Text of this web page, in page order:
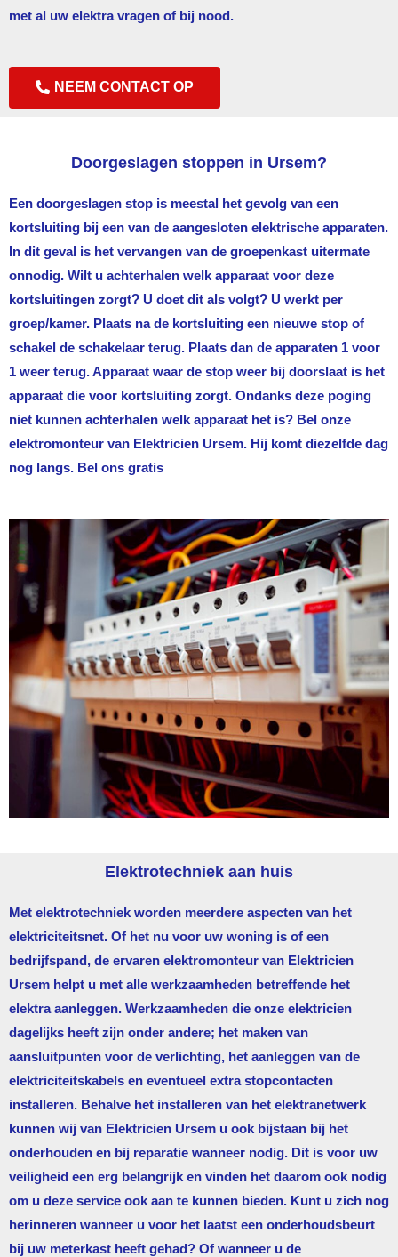
met al uw elektra vragen of bij nood.
NEEM CONTACT OP
Doorgeslagen stoppen in Ursem?
Een doorgeslagen stop is meestal het gevolg van een
kortsluiting bij een van de aangesloten elektrische apparaten.
In dit geval is het vervangen van de groepenkast uitermate
onnodig. Wilt u achterhalen welk apparaat voor deze
kortsluitingen zorgt? U doet dit als volgt? U werkt per
groep/kamer. Plaats na de kortsluiting een nieuwe stop of
schakel de schakelaar terug. Plaats dan de apparaten 1 voor
1 weer terug. Apparaat waar de stop weer bij doorslaat is het
apparaat die voor kortsluiting zorgt. Ondanks deze poging
niet kunnen achterhalen welk apparaat het is? Bel onze
elektromonteur van Elektricien Ursem. Hij komt diezelfde dag
nog langs. Bel ons gratis
Elektrotechniek aan huis
Met elektrotechniek worden meerdere aspecten van het
elektriciteitsnet. Of het nu voor uw woning is of een
bedrijfspand, de ervaren elektromonteur van Elektricien
Ursem helpt u met alle werkzaamheden betreffende het
elektra aanleggen. Werkzaamheden die onze elektricien
dagelijks heeft zijn onder andere; het maken van
aansluitpunten voor de verlichting, het aanleggen van de
elektriciteitskabels en eventueel extra stopcontacten
installeren. Behalve het installeren van het elektranetwerk
kunnen wij van Elektricien Ursem u ook bijstaan bij het
onderhouden en bij reparatie wanneer nodig. Dit is voor uw
veiligheid een erg belangrijk en vinden het daarom ook nodig
om u deze service ook aan te kunnen bieden. Kunt u zich nog
herinneren wanneer u voor het laatst een onderhoudsbeurt
bij uw meterkast heeft gehad? Of wanneer u de